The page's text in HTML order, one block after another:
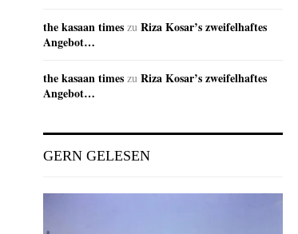
the kasaan times zu Riza Kosar’s zweifelhaftes
Angebot…
the kasaan times zu Riza Kosar’s zweifelhaftes
Angebot…
GERN GELESEN